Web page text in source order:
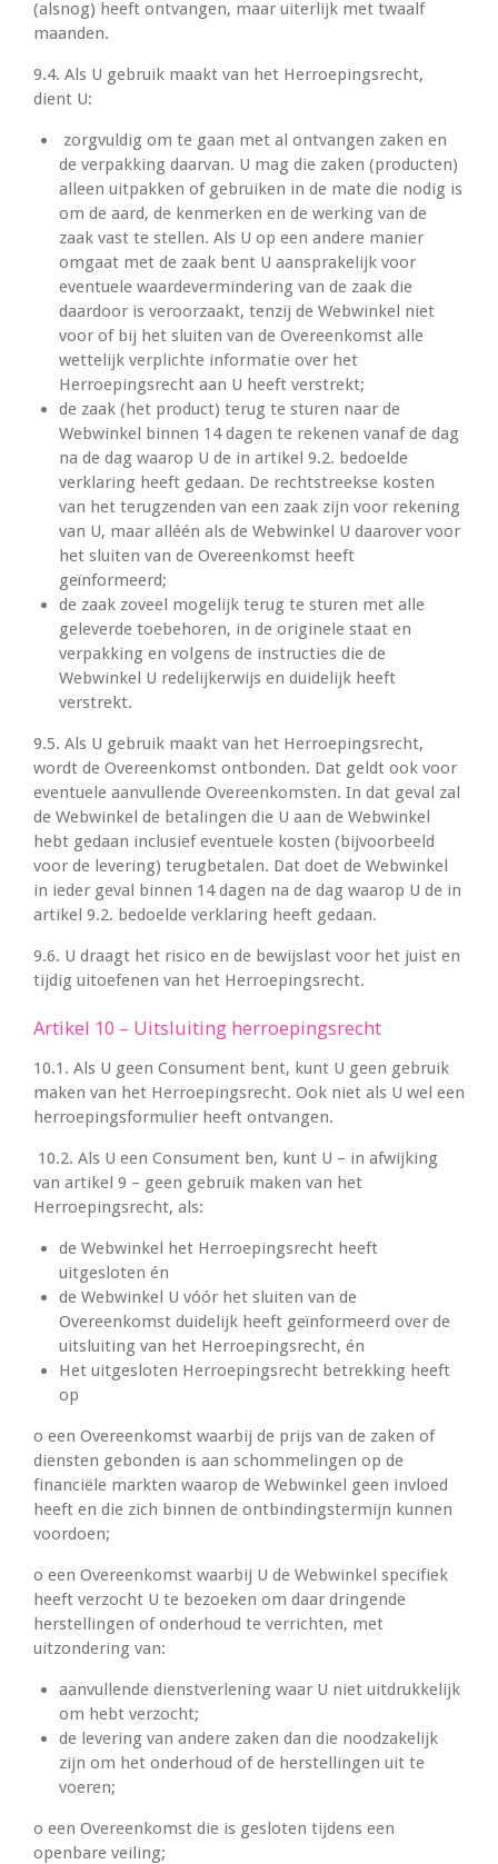
(alsnog) heeft ontvangen, maar uiterlijk met twaalf
maanden.
9.4. Als U gebruik maakt van het Herroepingsrecht,
dient U:
zorgvuldig om te gaan met al ontvangen zaken en
de verpakking daarvan. U mag die zaken (producten)
alleen uitpakken of gebruiken in de mate die nodig is
om de aard, de kenmerken en de werking van de
zaak vast te stellen. Als U op een andere manier
omgaat met de zaak bent U aansprakelijk voor
eventuele waardevermindering van de zaak die
daardoor is veroorzaakt, tenzij de Webwinkel niet
voor of bij het sluiten van de Overeenkomst alle
wettelijk verplichte informatie over het
Herroepingsrecht aan U heeft verstrekt;
de zaak (het product) terug te sturen naar de
Webwinkel binnen 14 dagen te rekenen vanaf de dag
na de dag waarop U de in artikel 9.2. bedoelde
verklaring heeft gedaan. De rechtstreekse kosten
van het terugzenden van een zaak zijn voor rekening
van U, maar alléén als de Webwinkel U daarover voor
het sluiten van de Overeenkomst heeft
geïnformeerd;
de zaak zoveel mogelijk terug te sturen met alle
geleverde toebehoren, in de originele staat en
verpakking en volgens de instructies die de
Webwinkel U redelijkerwijs en duidelijk heeft
verstrekt.
9.5. Als U gebruik maakt van het Herroepingsrecht,
wordt de Overeenkomst ontbonden. Dat geldt ook voor
eventuele aanvullende Overeenkomsten. In dat geval zal
de Webwinkel de betalingen die U aan de Webwinkel
hebt gedaan inclusief eventuele kosten (bijvoorbeeld
voor de levering) terugbetalen. Dat doet de Webwinkel
in ieder geval binnen 14 dagen na de dag waarop U de in
artikel 9.2. bedoelde verklaring heeft gedaan.
9.6. U draagt het risico en de bewijslast voor het juist en
tijdig uitoefenen van het Herroepingsrecht.
Artikel 10 – Uitsluiting herroepingsrecht
10.1. Als U geen Consument bent, kunt U geen gebruik
maken van het Herroepingsrecht. Ook niet als U wel een
herroepingsformulier heeft ontvangen.
10.2. Als U een Consument ben, kunt U – in afwijking
van artikel 9 – geen gebruik maken van het
Herroepingsrecht, als:
de Webwinkel het Herroepingsrecht heeft
uitgesloten én
de Webwinkel U vóór het sluiten van de
Overeenkomst duidelijk heeft geïnformeerd over de
uitsluiting van het Herroepingsrecht, én
Het uitgesloten Herroepingsrecht betrekking heeft
op
o een Overeenkomst waarbij de prijs van de zaken of
diensten gebonden is aan schommelingen op de
financiële markten waarop de Webwinkel geen invloed
heeft en die zich binnen de ontbindingstermijn kunnen
voordoen;
o een Overeenkomst waarbij U de Webwinkel specifiek
heeft verzocht U te bezoeken om daar dringende
herstellingen of onderhoud te verrichten, met
uitzondering van:
aanvullende dienstverlening waar U niet uitdrukkelijk
om hebt verzocht;
de levering van andere zaken dan die noodzakelijk
zijn om het onderhoud of de herstellingen uit te
voeren;
o een Overeenkomst die is gesloten tijdens een
openbare veiling;